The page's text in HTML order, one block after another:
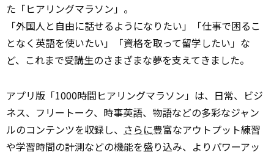
た「ヒアリングマラソン」。
「外国人と自由に話せるようになりたい」「仕事で困るこ
となく英語を使いたい」「資格を取って留学したい」な
ど、これまで受講生のさまざまな夢を支えてきました。
アプリ版「1000時間ヒアリングマラソン」は、日常、ビジ
ネス、フリートーク、時事英語、物語などの多彩なジャン
ルのコンテンツを収録し、 さらに豊富なアウトプット練習
や学習時間の計測などの機能を盛り込み、よりパワーアッ